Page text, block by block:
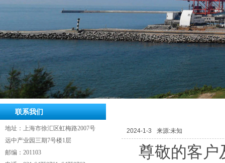
联系我们
地址：上海市徐汇区虹梅路2007号
远中产业园三期7号楼1层
邮编：201103
2024-1-3 来源:未知
尊敬的客户